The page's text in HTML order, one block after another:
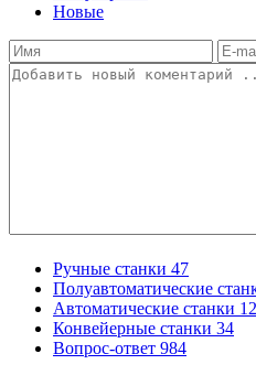
Новые
Ручные станки 47
Полуавтоматические
Автоматические станки
Конвейерные станки 34
Вопрос-ответ 984